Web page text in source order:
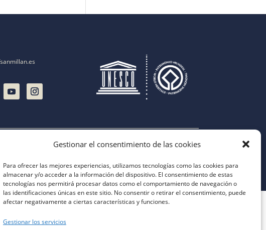
Gestionar el consentimiento de las cookies
Para ofrecer las mejores experiencias, utilizamos tecnologías como las cookies para
almacenar y/o acceder a la información del dispositivo. El consentimiento de estas
tecnologías nos permitirá procesar datos como el comportamiento de navegación o
las identificaciones únicas en este sitio. No consentir o retirar el consentimiento, puede
afectar negativamente a ciertas características y funciones.
Gestionar los servicios